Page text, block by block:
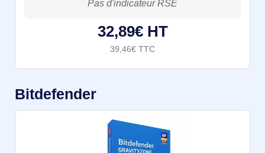
32,89€ HT
39,46€ TTC
Bitdefender